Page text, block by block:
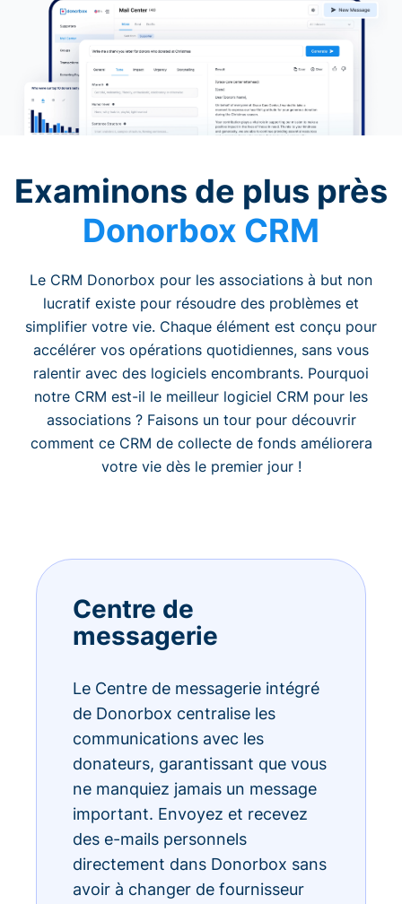
Examinons de plus près
Donorbox CRM
Le CRM Donorbox pour les associations à but non
lucratif existe pour résoudre des problèmes et
simplifier votre vie. Chaque élément est conçu pour
accélérer vos opérations quotidiennes, sans vous
ralentir avec des logiciels encombrants. Pourquoi
notre CRM est-il le meilleur logiciel CRM pour les
associations ? Faisons un tour pour découvrir
comment ce CRM de collecte de fonds améliorera
votre vie dès le premier jour !
Centre de
messagerie
Le Centre de messagerie intégré
de Donorbox centralise les
communications avec les
donateurs, garantissant que vous
ne manquiez jamais un message
important. Envoyez et recevez
des e-mails personnels
directement dans Donorbox sans
avoir à changer de fournisseur